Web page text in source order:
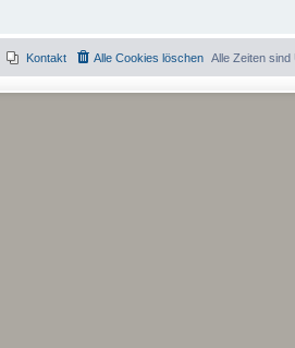
Alle Zeiten sind
Alle Cookies löschen
Kontakt